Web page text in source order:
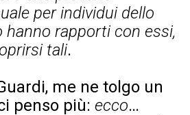
per individui dello
hanno rapporti con essi,
tali.
me ne tolgo un
penso più: ecco…